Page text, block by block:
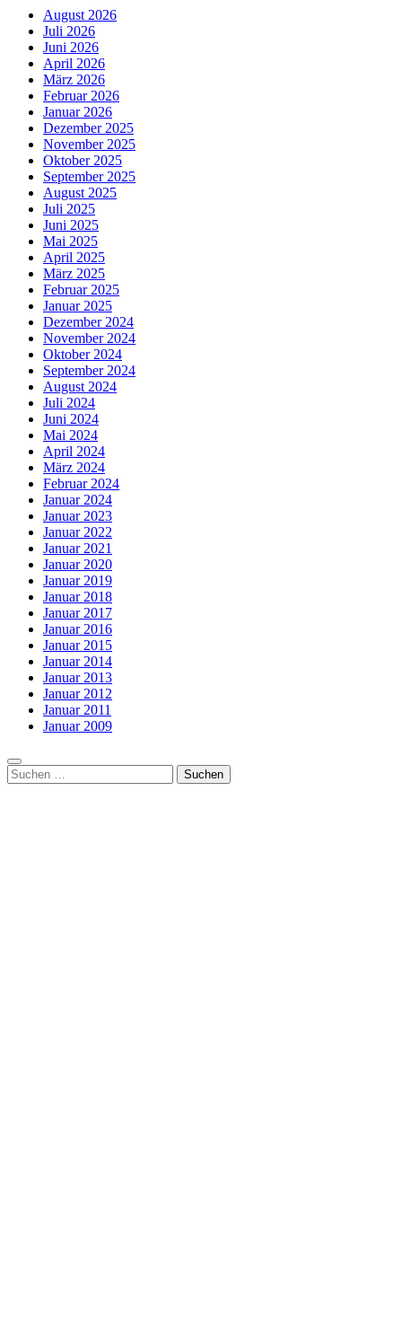
August 2026
Juli 2026
Juni 2026
April 2026
März 2026
Februar 2026
Januar 2026
Dezember 2025
November 2025
Oktober 2025
September 2025
August 2025
Juli 2025
Juni 2025
Mai 2025
April 2025
März 2025
Februar 2025
Januar 2025
Dezember 2024
November 2024
Oktober 2024
September 2024
August 2024
Juli 2024
Juni 2024
Mai 2024
April 2024
März 2024
Februar 2024
Januar 2024
Januar 2023
Januar 2022
Januar 2021
Januar 2020
Januar 2019
Januar 2018
Januar 2017
Januar 2016
Januar 2015
Januar 2014
Januar 2013
Januar 2012
Januar 2011
Januar 2009
Suchen
nach: